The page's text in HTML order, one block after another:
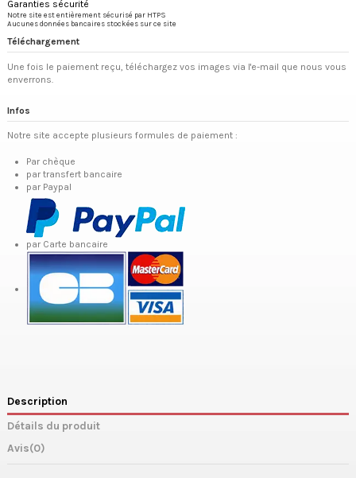
Garanties sécurité
Notre site est entièrement sécurisé par HTPS
Aucunes données bancaires stockées sur ce site
Téléchargement
Une fois le paiement reçu, téléchargez vos images via l'e-mail que nous vous
enverrons.
Infos
Notre site accepte plusieurs formules de paiement :
Par chèque
par transfert bancaire
par Paypal
par Carte bancaire
Description
Détails du produit
Avis(0)